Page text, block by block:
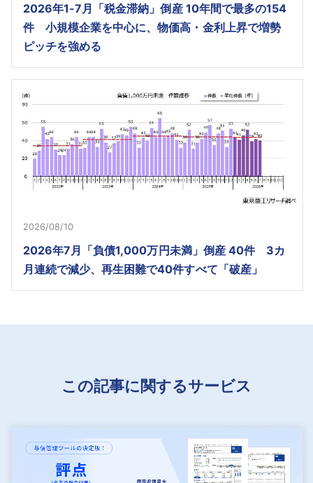
2026年1-7月「税金滞納」倒産 10年間で最多の154
件 小規模企業を中心に、物価高・金利上昇で増勢
ピッチを強める
2026/08/10
2026年7月「負債1,000万円未満」倒産 40件 3カ
月連続で減少、再生困難で40件すべて「破産」
この記事に関するサービス